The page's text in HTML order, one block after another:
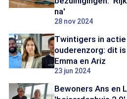
na'
28 nov 2024
Twintigers in
ouderenzorg: dit
Emma en Ariz
23 jun 2024
Bewoners Ans en